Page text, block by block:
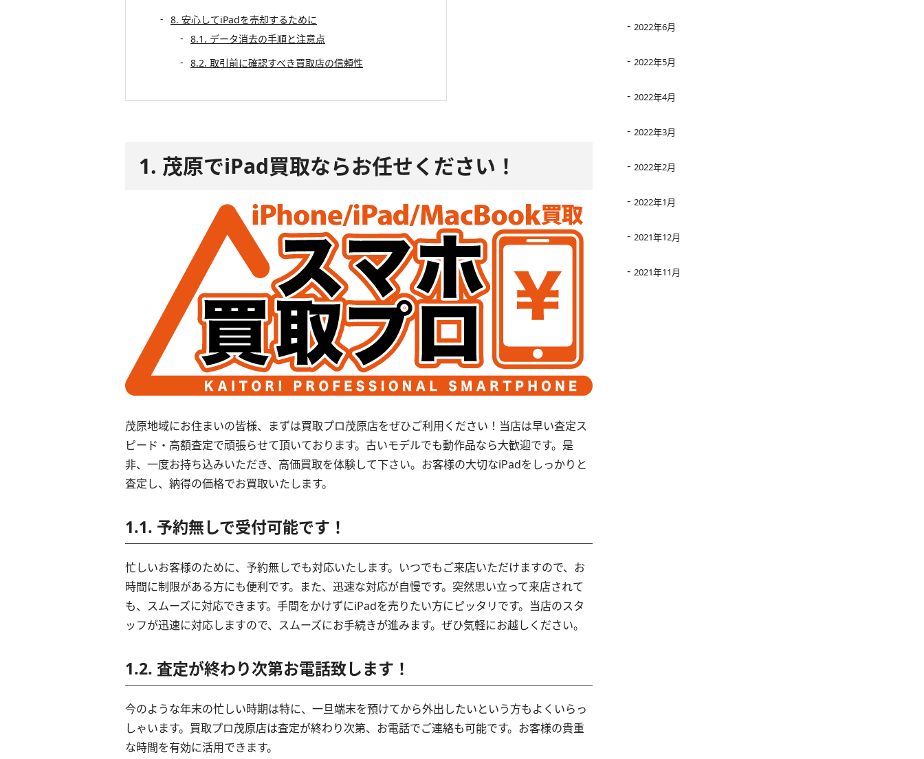
8. 安心してiPadを売却するために
8.1. データ消去の手順と注意点
8.2. 取引前に確認すべき買取店の信頼性
1. 茂原でiPad買取ならお任せください！
茂原地域にお住まいの皆様、まずは買取プロ茂原店をぜひご利用ください！当店は早い査定ス
ピード・高額査定で頑張らせて頂いております。古いモデルでも動作品なら大歓迎です。是
非、一度お持ち込みいただき、高価買取を体験して下さい。お客様の大切なiPadをしっかりと
査定し、納得の価格でお買取いたします。
1.1. 予約無しで受付可能です！
忙しいお客様のために、予約無しでも対応いたします。いつでもご来店いただけますので、お
時間に制限がある方にも便利です。また、迅速な対応が自慢です。突然思い立って来店されて
も、スムーズに対応できます。手間をかけずにiPadを売りたい方にピッタリです。当店のスタ
ッフが迅速に対応しますので、スムーズにお手続きが進みます。ぜひ気軽にお越しください。
1.2. 査定が終わり次第お電話致します！
今のような年末の忙しい時期は特に、一旦端末を預けてから外出したいという方もよくいらっ
しゃいます。買取プロ茂原店は査定が終わり次第、お電話でご連絡も可能です。お客様の貴重
な時間を有効に活用できます。
2022年6月
2022年5月
2022年4月
2022年3月
2022年2月
2022年1月
2021年12月
2021年11月